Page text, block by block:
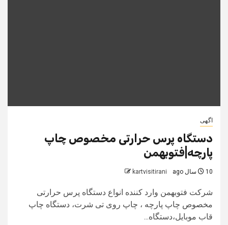
اگهی
دستگاه پرس حرارتی مخصوص چاپ
پارچه|فتوبهمن
10 سال ago kartvisitirani
شرکت فتوبهمن وارد کننده انواع دستگاه پرس حرارتی
مخصوص چاپ پارچه ، چاپ روی تی شرت، دستگاه چاپ
قاب موبایل،دستگاه...